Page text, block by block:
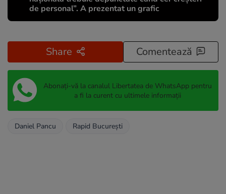
de personal”. A prezentat un grafic
Share Comentează
Abonați-vă la canalul Libertatea de WhatsApp pentru
a fi la curent cu ultimele informații
Daniel Pancu Rapid București